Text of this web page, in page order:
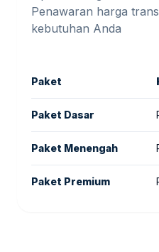
Penawaran harga
kebutuhan Anda
Paket
Paket Dasar
Paket Menengah
Paket Premium